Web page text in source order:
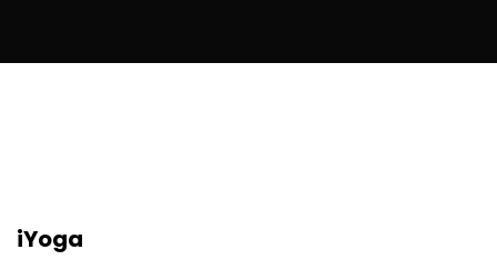
iYoga